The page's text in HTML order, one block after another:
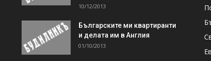
10/12/2013
Българските ми квартиранти
и делата им в Англия
01/10/2013